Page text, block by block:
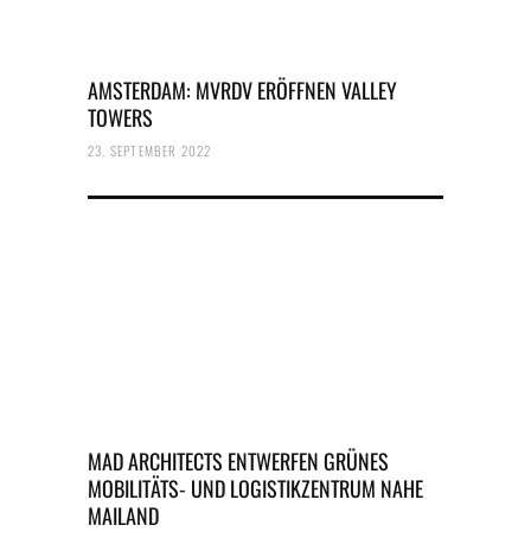
AMSTERDAM: MVRDV ERÖFFNEN VALLEY
TOWERS
23. SEPTEMBER 2022
MAD ARCHITECTS ENTWERFEN GRÜNES
MOBILITÄTS- UND LOGISTIKZENTRUM NAHE
MAILAND